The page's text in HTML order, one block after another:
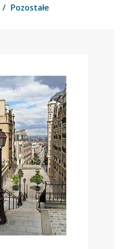
/ Pozostałe